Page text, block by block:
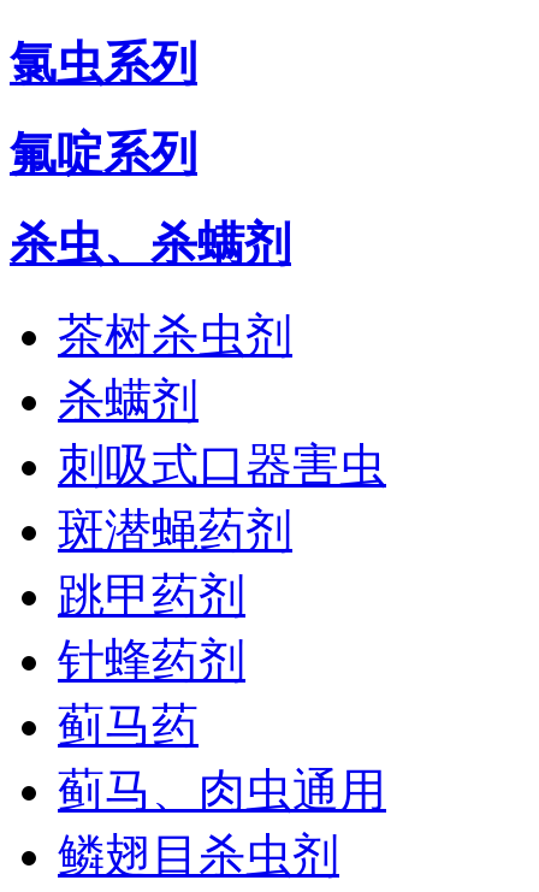
氯虫系列
氟啶系列
杀虫、杀螨剂
茶树杀虫剂
杀螨剂
刺吸式口器害虫
斑潜蝇药剂
跳甲药剂
针蜂药剂
蓟马药
蓟马、肉虫通用
鳞翅目杀虫剂